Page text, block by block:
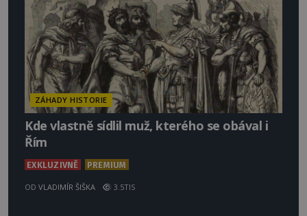
ZÁHADY HISTORIE
Kde vlastně sídlil muž, kterého se obával i
Řím
EXKLUZIVNĚ PREMIUM
OD VLADIMÍR ŠIŠKA 3.5TIS